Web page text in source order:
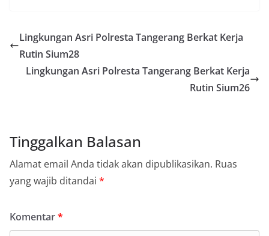
Lingkungan Asri Polresta Tangerang Berkat Kerja
Rutin Sium28
Lingkungan Asri Polresta Tangerang Berkat Kerja
Rutin Sium26
Tinggalkan Balasan
Alamat email Anda tidak akan dipublikasikan. Ruas
yang wajib ditandai *
Komentar*